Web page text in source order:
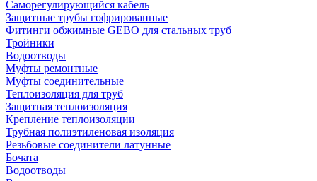
Саморегулирующийся кабель
Защитные трубы гофрированные
Фитинги обжимные GEBO для стальных труб
Тройники
Водоотводы
Муфты ремонтные
Муфты соединительные
Теплоизоляция для труб
Защитная теплоизоляция
Крепление теплоизоляции
Трубная полиэтиленовая изоляция
Резьбовые соединители латунные
Бочата
Водоотводы